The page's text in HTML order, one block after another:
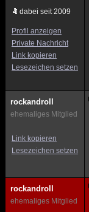
dabei seit 2009
Profil anzeigen
Private Nachricht
Link kopieren
Lesezeichen setzen
rockandroll
ehemaliges Mitglied
Link kopieren
Lesezeichen setzen
rockandroll
ehemaliges Mitglied